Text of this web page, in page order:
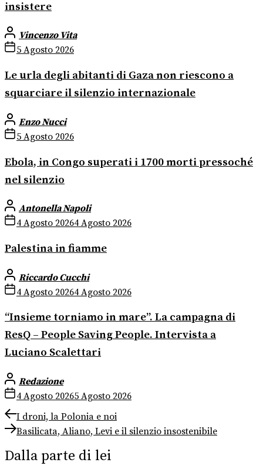
insistere
Vincenzo Vita
5 Agosto 2026
Le urla degli abitanti di Gaza non riescono a
squarciare il silenzio internazionale
Enzo Nucci
5 Agosto 2026
Ebola, in Congo superati i 1700 morti pressoché
nel silenzio
Antonella Napoli
4 Agosto 20264 Agosto 2026
Palestina in fiamme
Riccardo Cucchi
4 Agosto 20264 Agosto 2026
“Insieme torniamo in mare”. La campagna di
ResQ – People Saving People. Intervista a
Luciano Scalettari
Redazione
4 Agosto 20265 Agosto 2026
Navigazione
articoli
Previous
post:
I droni, la Polonia e noi
Next
Basilicata, Aliano, Levi e il silenzio insostenibile
Dalla parte di lei